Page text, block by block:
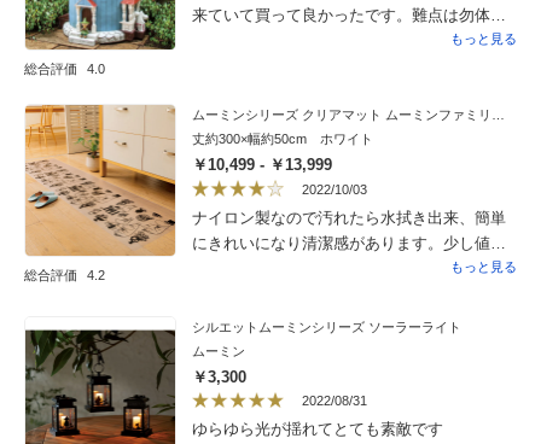
総合評価 4.0
来ていて買って良かったです。難点は勿体な
くて傘立てとして使えないことです。もっと見る
総合評価 4.2
丈約300×幅約50cm ホワイト
￥10,499 - ￥13,999
2022/10/03
ナイロン製なので汚れたら水拭き出来、簡単
にきれいになり清潔感があります。少し値段
もっと見る
シルエットムーミンシリーズ ソーラーライト
ムーミン
￥3,300
2022/08/31
ゆらゆら光が揺れてとても素敵です